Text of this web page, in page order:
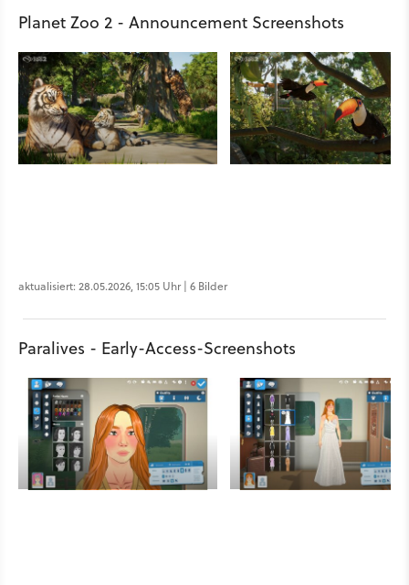
Planet Zoo 2 - Announcement Screenshots
aktualisiert: 28.05.2026, 15:05 Uhr | 6 Bilder
Paralives - Early-Access-Screenshots